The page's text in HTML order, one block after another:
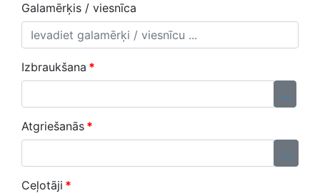
Galamērķis / viesnīca
Izbraukšana *
...
Atgriešanās *
...
Ceļotāji *